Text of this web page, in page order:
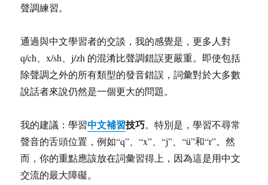
聲調練習。
通過與中文學習者的交談，我的感覺是，更多人對
q/ch、x/sh、j/zh 的混淆比聲調錯誤更嚴重。即使包括
除聲調之外的所有類型的發音錯誤，詞彙對於大多數
說話者來說仍然是一個更大的問題。
我的建議：學習中文補習技巧。特別是，學習不尋常
聲音的舌頭位置，例如“q”、“x”、“j”、“ü”和“r”。然
而，你的重點應該放在詞彙習得上，因為這是用中文
交流的最大障礙。